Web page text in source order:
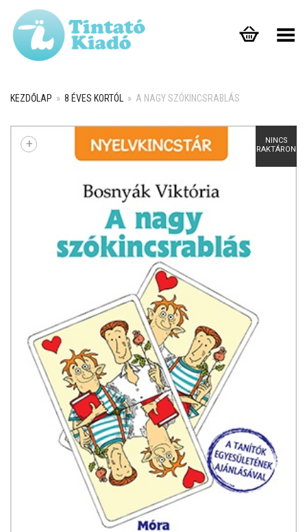
Toggle Menu
KEZDŐLAP » 8 ÉVES KORTÓL » A NAGY SZÓKINCSRABLÁS
NINCS
RAKTÁRON
+